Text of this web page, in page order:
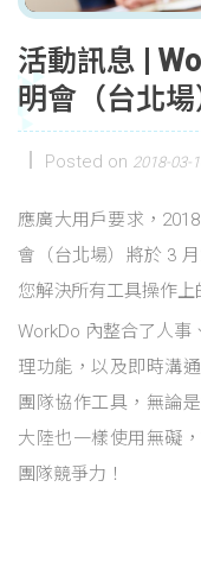
活動訊息 |
明會（台北場
Posted on 2018-03-
應廣大用戶要求，
會（台北場）將於 3
您解決所有工具操作上
WorkDo 內整合了人事
理功能，以及即時溝
團隊協作工具，無論
大陸也一樣使用無礙
團隊競爭力！